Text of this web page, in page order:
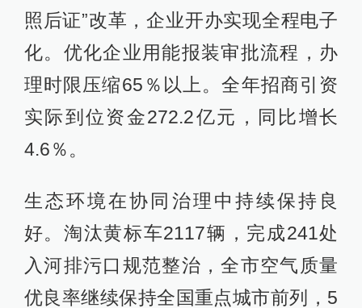
照后证”改革，企业开办实现全程电子
化。优化企业用能报装审批流程，办
理时限压缩65％以上。全年招商引资
实际到位资金272.2亿元，同比增长
4.6％。
生态环境在协同治理中持续保持良
好。淘汰黄标车2117辆，完成241处
入河排污口规范整治，全市空气质量
优良率继续保持全国重点城市前列，5